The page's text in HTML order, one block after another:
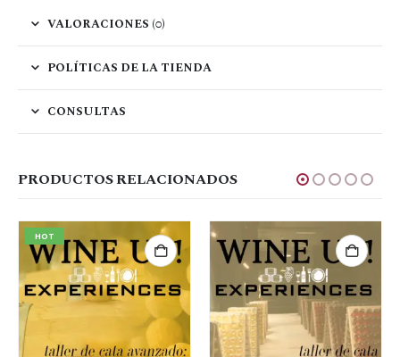
VALORACIONES (0)
POLÍTICAS DE LA TIENDA
CONSULTAS
PRODUCTOS RELACIONADOS
HOT